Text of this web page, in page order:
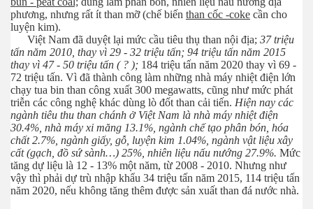
phương, nhưng rất ít than mỡ (chế biến than cốc -coke cần cho
luyện kim).
Việt Nam đã duyệt lại mức cầu tiêu thụ than nội địa; 37 triệu
tấn năm 2010, thay vì 29 - 32 triệu tấn; 94 triệu tấn năm 2015
thay vì 47 - 50 triệu tấn ( ? ); 184 triệu tấn năm 2020 thay vì 69 -
72 triệu tấn. Vì đã thành công làm những nhà máy nhiệt điện lớn
chạy tua bin than công xuất 300 megawatts, cũng như mức phát
triễn các công nghệ khác dùng lò đốt than cải tiến. Hiện nay các
ngành tiêu thu than chánh ở Việt Nam là nhà máy nhiệt điện
30.4%, nhà máy xi măng 13.1%, ngành chế tạo phân bón, hóa
chất 2.7%, ngành giấy, gỗ, luyện kim 1.04%, ngành vật liệu xây
cất (gạch, đồ sứ sành…) 25%, nhiên liệu nấu nướng 27.9%. Mức
tăng dự liệu là 12 - 13% một năm, từ 2008 - 2010. Nhưng như
vậy thì phải dự trù nhập khẩu 34 triệu tấn năm 2015, 114 triệu tấn
năm 2020, nếu không tăng thêm được sản xuất than đá nước nhà.
dưỡng